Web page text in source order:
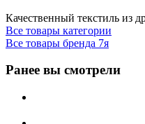
Качественный текстиль из
Все товары категории
Все товары бренда 7я
Ранее вы смотрели